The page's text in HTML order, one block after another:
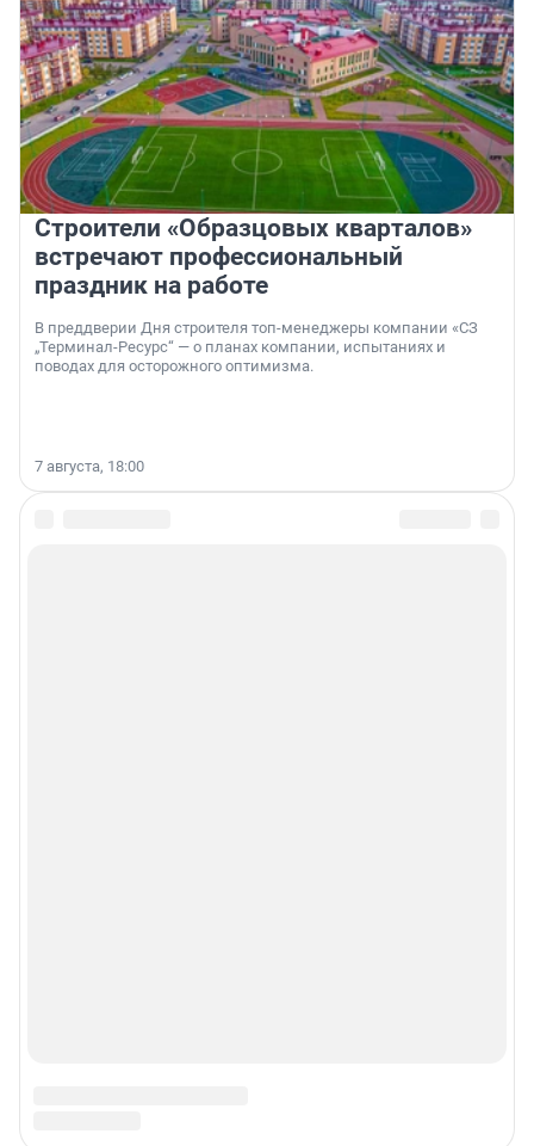
Строители «Образцовых кварталов»
встречают профессиональный
праздник на работе
В преддверии Дня строителя топ-менеджеры компании «СЗ
„Терминал-Ресурс“ — о планах компании, испытаниях и
поводах для осторожного оптимизма.
7 августа, 18:00